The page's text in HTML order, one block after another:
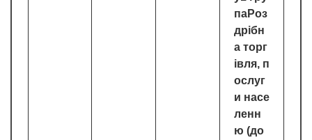
паРоз
дрібн
а торг
івля, п
ослуг
и насе
ленн
ю (до